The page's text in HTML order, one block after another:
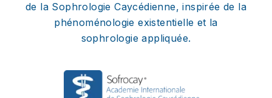
de la Sophrologie Caycédienne, inspirée de la
phénoménologie existentielle et la
sophrologie appliquée.